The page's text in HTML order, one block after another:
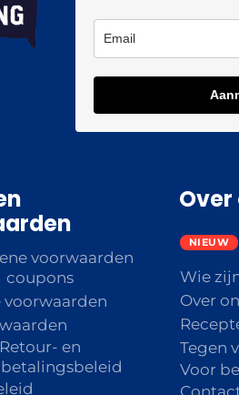
voorwaarden
coupons
voorwaarden
Retour- en
Over
Wie
Over
Tegen
Voor